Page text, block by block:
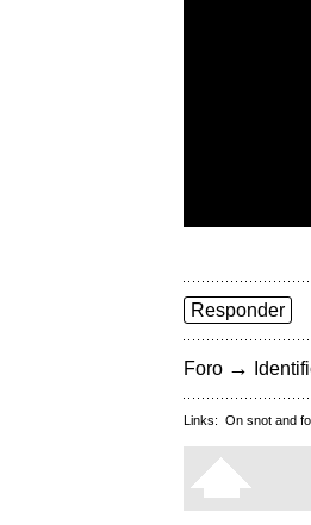
Responder
Foro →
Links: On snot and